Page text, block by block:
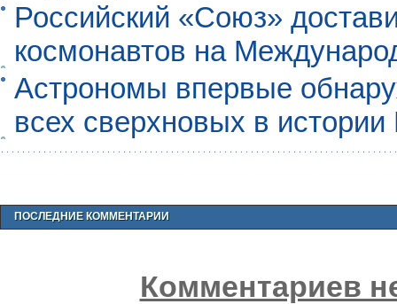
Российский «Союз»
космонавтов на
Астрономы впервые
всех сверхновых в
ПОСЛЕДНИЕ КОММЕНТАРИИ
Комментариев